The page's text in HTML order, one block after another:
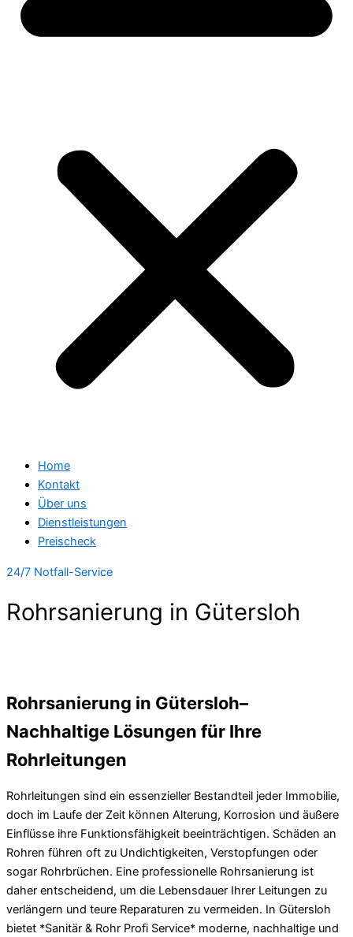
Home
Kontakt
Über uns
Dienstleistungen
Preischeck
24/7 Notfall-Service
Rohrsanierung in Gütersloh
Rohrsanierung in Gütersloh–
Nachhaltige Lösungen für Ihre
Rohrleitungen
Rohrleitungen sind ein essenzieller Bestandteil jeder Immobilie,
doch im Laufe der Zeit können Alterung, Korrosion und äußere
Einflüsse ihre Funktionsfähigkeit beeinträchtigen. Schäden an
Rohren führen oft zu Undichtigkeiten, Verstopfungen oder
sogar Rohrbrüchen. Eine professionelle Rohrsanierung ist
daher entscheidend, um die Lebensdauer Ihrer Leitungen zu
verlängern und teure Reparaturen zu vermeiden. In Gütersloh
bietet *Sanitär & Rohr Profi Service* moderne, nachhaltige und